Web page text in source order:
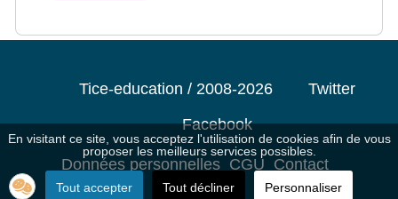
Tice-education / 2008-2026
Twitter
Facebook
Données personnelles CGU Contact
En visitant ce site, vous acceptez l'utilisation de cookies afin de vous
proposer les meilleurs services possibles.
Tout accepter Tout décliner Personnaliser